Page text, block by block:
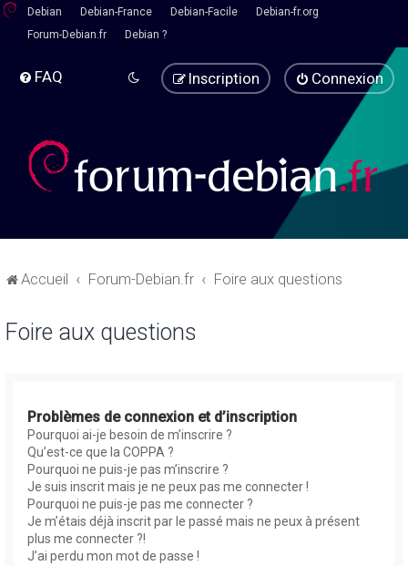
Debian Debian-France Debian-Facile
Debian-fr.org
Forum-Debian.fr
Debian ?
FAQ Connexion
Inscription
Accueil Forum-Debian.fr Foire aux questions
Foire aux questions
Problèmes de connexion et d’inscription
Pourquoi ai-je besoin de m’inscrire ?
Qu’est-ce que la COPPA ?
Pourquoi ne puis-je pas m’inscrire ?
Je suis inscrit mais je ne peux pas me connecter !
Pourquoi ne puis-je pas me connecter ?
Je m’étais déjà inscrit par le passé mais ne peux à présent
plus me connecter ?!
J’ai perdu mon mot de passe !